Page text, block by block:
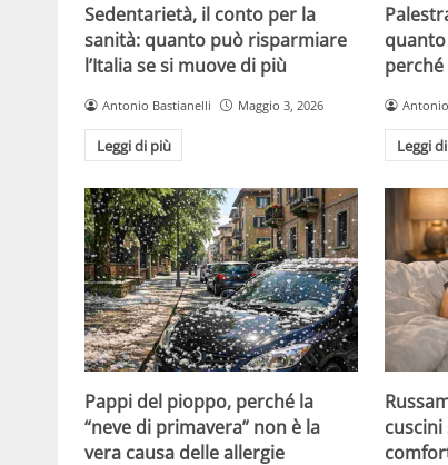
Sedentarietà, il conto per la
sanità: quanto può risparmiare
l’Italia se si muove di più
Antonio Bastianelli Maggio 3, 2026
Leggi di più
perché
Leggi
Pappi del pioppo, perché la
“neve di primavera” non è la
vera causa delle allergie